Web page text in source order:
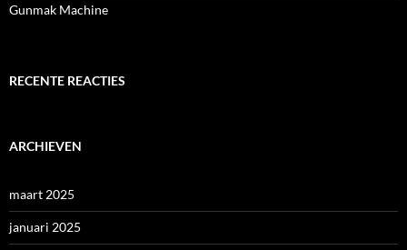
Gunmak Machine
RECENTE REACTIES
ARCHIEVEN
maart 2025
januari 2025